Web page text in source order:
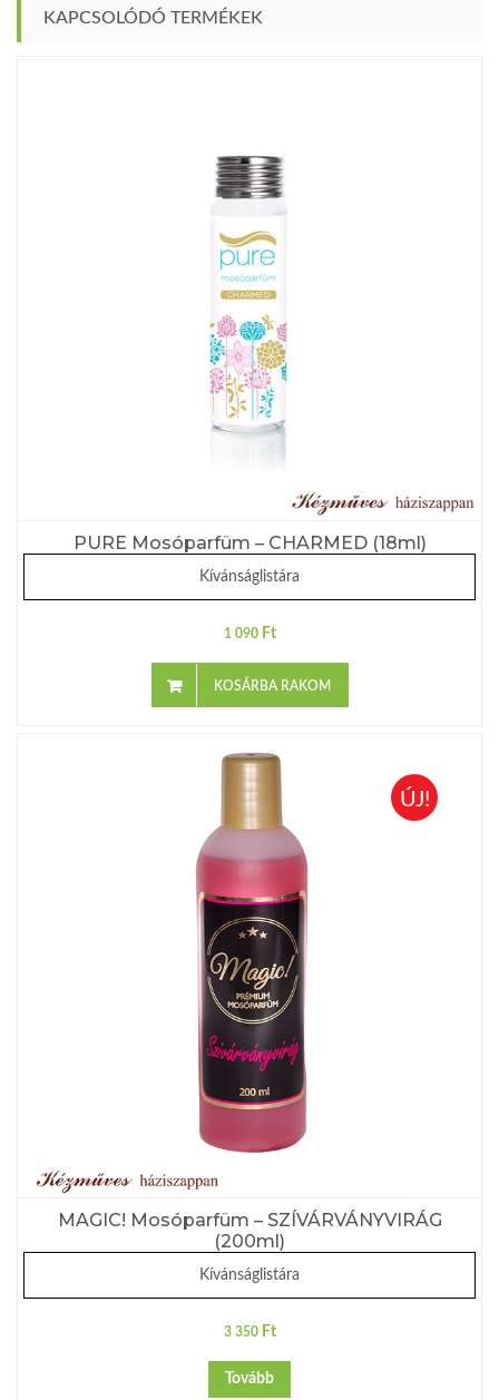
KAPCSOLÓDÓ TERMÉKEK
PURE Mosóparfüm – CHARMED (18ml)
Kívánságlistára
1 090 Ft
KOSÁRBA RAKOM
ÚJ!
MAGIC! Mosóparfüm – SZÍVÁRVÁNYVIRÁG
(200ml)
Kívánságlistára
3 350 Ft
Tovább